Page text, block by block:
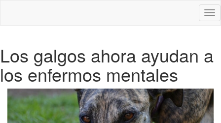
Los galgos ahora ayudan a
los enfermos mentales